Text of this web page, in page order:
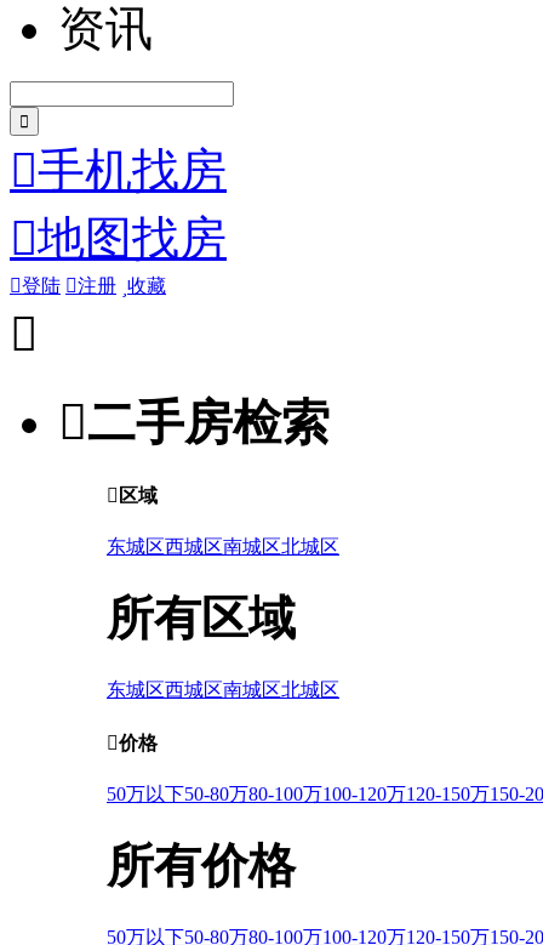
资讯
手机找房
地图找房
登陆 注册 收藏

二手房检索
 区域
东城区西城区南城区北城区
所有区域
东城区西城区南城区北城区
价格
50万以下50-80万80-100万100-120万120-150万150-
所有价格
50万以下50-80万80-100万100-120万120-150万150-